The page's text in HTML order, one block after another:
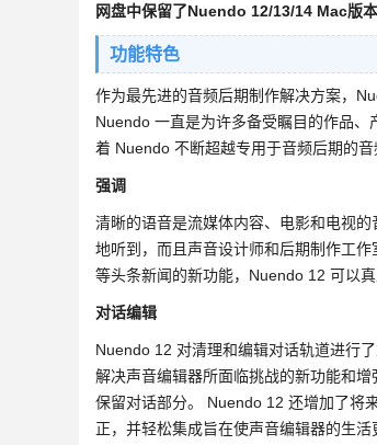
网盘中保留了Nuendo 12/13/14 Mac版本
功能特色
作为最先进的音频后期制作解决方案，
Nuendo 一直是为许多备受瞩目的作品
着 Nuendo 不断超越专用于音频后期的
强调
清晰的语音是流媒体内容、电影和电视
地听到，而且声音设计师和后期制作工
等头条新闻的新功能，Nuendo 12 可以真
对话编辑
Nuendo 12 对清理和编辑对话轨道进行
解决声音编辑器所面临挑战的新功能和
保留对话部分。 Nuendo 12 还增加了将
正，并轻松集成旨在使声音编辑器的生活